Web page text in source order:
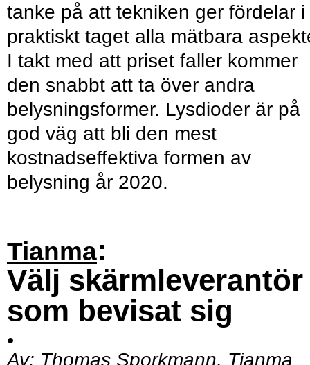
tanke på att tekniken ger fördelar i
praktiskt taget alla mätbara
I takt med att priset faller kommer
den snabbt att ta över andra
belysningsformer. Lysdioder är på
god väg att bli den mest
kostnadseffektiva formen av
belysning år 2020.
Tianma:
Välj skärmleverantör
som bevisat sig
•
Av: Thomas Sporkmann, Tianma